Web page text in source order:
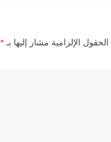
الحقول الإلزامية مشار إليها بـ *